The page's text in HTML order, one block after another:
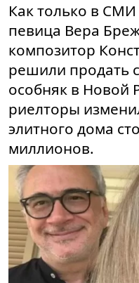
Как только в СМИ
певица Вера
композитор
решили продать
особняк в Новой
риелторы
элитного дома
миллионов.